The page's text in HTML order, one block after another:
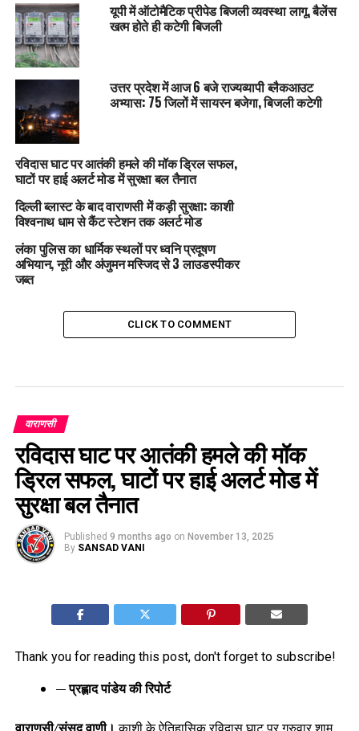
यूपी में ऑटोमैटिक प्रीपेड बिजली व्यवस्था लागू, बैलेंस
खत्म होते ही कटेगी बिजली
उत्तर प्रदेश में आज 6 बजे राज्यव्यापी ब्लैकआउट
अभ्यास: 75 जिलों में सायरन बजेगा, बिजली कटेगी
रविदास घाट पर आतंकी हमले की मॉक ड्रिल सफल,
घाटों पर हाई अलर्ट मोड में सुरक्षा बल तैनात
दिल्ली ब्लास्ट के बाद वाराणसी में कड़ी सुरक्षा: काशी
विश्वनाथ धाम से कैंट स्टेशन तक अलर्ट मोड
लंका पुलिस का धार्मिक स्थलों पर ध्वनि प्रदूषण
अभियान, नूरी और अंजुमन मस्जिद से 3 लाउडस्पीकर
जब्त
CLICK TO COMMENT
वाराणसी
रविदास घाट पर आतंकी हमले की मॉक
ड्रिल सफल, घाटों पर हाई अलर्ट मोड में
सुरक्षा बल तैनात
Published 9 months ago on November 13, 2025
By SANSAD VANI
Thank you for reading this post, don't forget to subscribe!
— प्रह्लाद पांडेय की रिपोर्ट